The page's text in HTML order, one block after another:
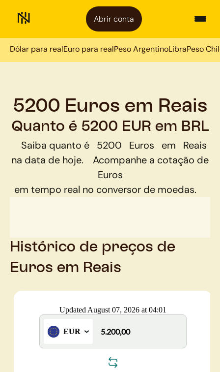
Abrir conta
Dólar para realEuro para realPeso ArgentinoLibraPeso
5200 Euros em Reais
Quanto é 5200 EUR em BRL
Saiba quanto é 5200 Euros em
Reais
na data de hoje.
Acompanhe a cotação de
Euros
em tempo real no conversor de moedas.
Histórico de preços de
Euros em Reais